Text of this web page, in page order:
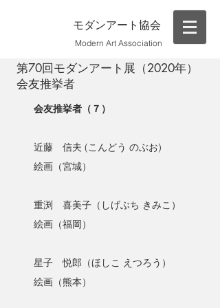
モダンアート協会
Modern Art Association
第70回モダンアート展（2020年）
会友推挙者
会友推挙者（７）
近藤 信夫 (こんどう のぶお)
絵画（宮城）
重渕 喜美子（しげぶち きみこ）
絵画（福岡）
星子 悦郎（ほしこ えつろう）
絵画（熊本）